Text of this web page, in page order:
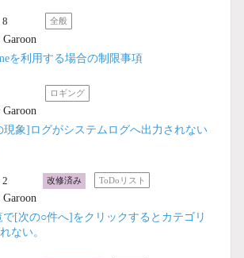
8 全般
を利用する場合の制限事項
ロギング
現象]ログがシステムログへ出力されない
2 改修済み ToDoリスト
で[次の○件へ]をクリックするとカテゴリ
ない。